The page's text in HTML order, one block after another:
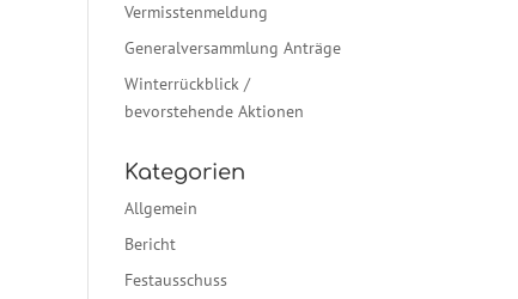
Vermisstenmeldung
Generalversammlung Anträge
Winterrückblick /
bevorstehende Aktionen
Kategorien
Allgemein
Bericht
Festausschuss